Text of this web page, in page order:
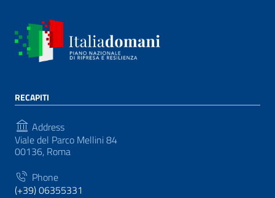
RECAPITI
Address
Viale del Parco Mellini 84
00136, Roma
Phone
(+39) 06355331